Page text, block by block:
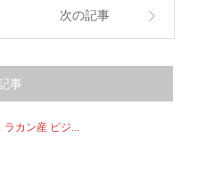
次の記事
事
カン産 ピジ...